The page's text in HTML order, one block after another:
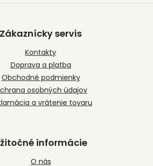
Zákaznícky servis
Kontakty
Doprava a platba
Obchodné podmienky
osobných údajov
a vrátenie tovaru
informácie
O nás